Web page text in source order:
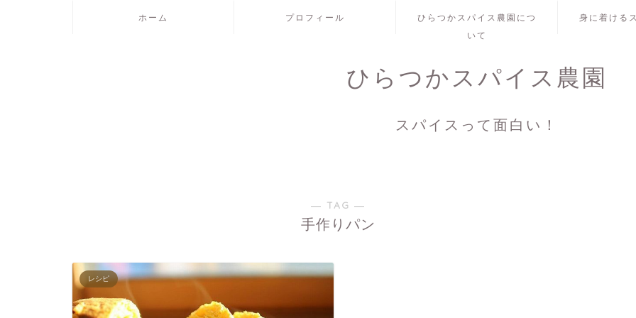
ホーム プロフィール
ひらつかスパイス農園につ
いて
身に着ける
ひらつかスパイス農園
スパイスって面白い！
― TAG ―
手作りパン
レシピ